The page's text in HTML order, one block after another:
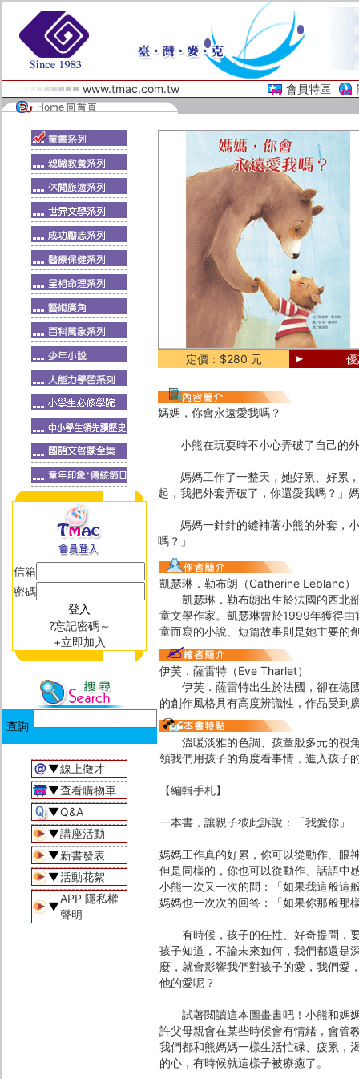
www.tmac.com.tw 會員特區
信箱
密碼
?忘記密碼～
+立即加入
▼線上徵才
▼查看購物車
▼Q&A
▼講座活動
▼新書發表
▼活動花絮
▼
APP 隱私權
聲明
定價：$280 元
媽媽，你會永遠愛我嗎？
小熊在玩耍時不小心弄破了自己的外
媽媽工作了一整天，她好累、好累，
起，我把外套弄破了，你還愛我嗎？」
媽媽一針針的縫補著小熊的外套，小
嗎？」
凱瑟琳．勒布朗（Catherine Leblanc）
凱瑟琳．勒布朗出生於法國的西北部
童文學作家。凱瑟琳曾於1999年獲得
童而寫的小說、短篇故事則是她主要的
伊芙．薩雷特（Eve Tharlet）
伊芙．薩雷特出生於法國，卻在德國
的創作風格具有高度辨識性，作品受到
溫暖淡雅的色調、孩童般多元的視角
領我們用孩子的角度看事情，進入孩子
【編輯手札】
一本書，讓親子彼此訴說：「我愛你」
媽媽工作真的好累，你可以從動作、眼
但是同樣的，你也可以從動作、話語中
小熊一次又一次的問：「如果我這般這
媽媽也一次次的回答：「如果你那般那
有時候，孩子的任性、好奇提問，要
孩子知道，不論未來如何，我們都還是
麼，就會影響我們對孩子的愛，我們愛
他的愛呢？
試著閱讀這本圖畫書吧！小熊和媽媽
許父母親會在某些時候會有情緒，會管
我們都和熊媽媽一樣生活忙碌、疲累，
的心，有時候就這樣子被療癒了。